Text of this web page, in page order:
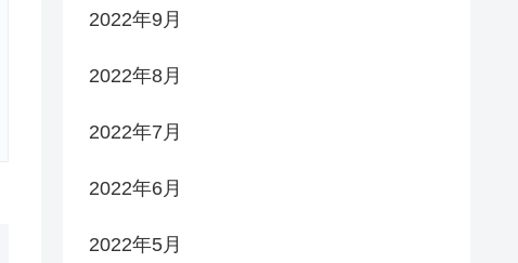
2022年9月
2022年8月
2022年7月
2022年6月
2022年5月